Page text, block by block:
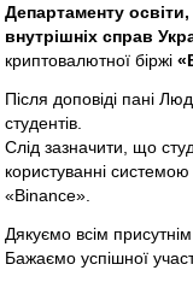
Департаменту
внутрішніх справ
криптовалютної біржі
Після доповіді пані
студентів.
Слід зазначити, що
користуванні
«Binance».
Дякуємо всім
Бажаємо успішної